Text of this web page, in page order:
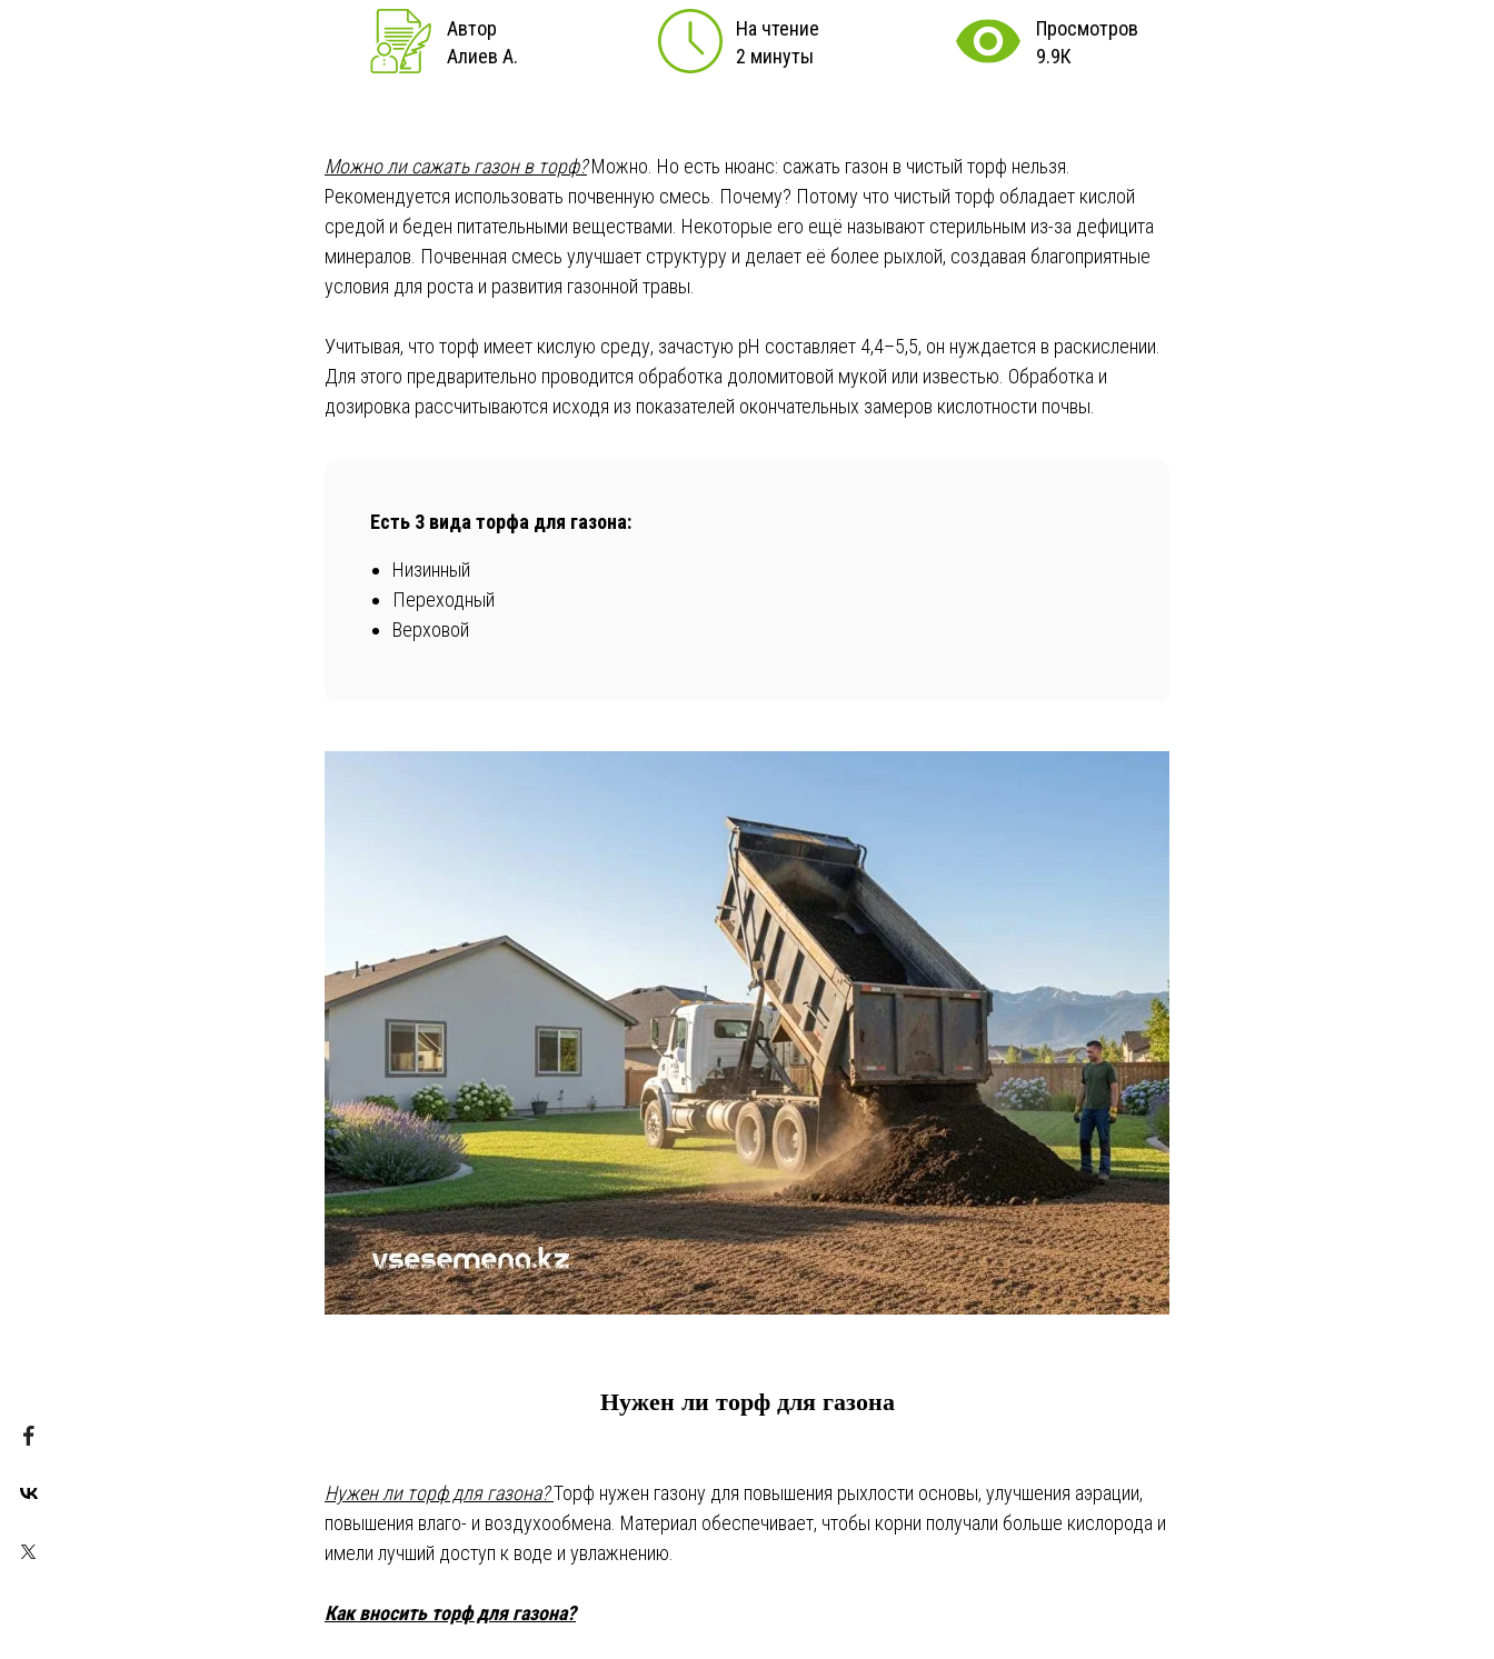
Автор
Алиев А.
На чтение
2 минуты
Просмотров
9.9К
Можно ли сажать газон в торф?Можно. Но есть нюанс: сажать газон в чистый торф нельзя.
Рекомендуется использовать почвенную смесь. Почему? Потому что чистый торф обладает кислой
средой и беден питательными веществами. Некоторые его ещё называют стерильным из-за дефицита
минералов. Почвенная смесь улучшает структуру и делает её более рыхлой, создавая благоприятные
условия для роста и развития газонной травы.
Учитывая, что торф имеет кислую среду, зачастую pH составляет 4,4–5,5, он нуждается в раскислении.
Для этого предварительно проводится обработка доломитовой мукой или известью. Обработка и
дозировка рассчитываются исходя из показателей окончательных замеров кислотности почвы.
Есть 3 вида торфа для газона:
Низинный
Переходный
Верховой
Нужен ли торф для газона
Нужен ли торф для газона?Торф нужен газону для повышения рыхлости основы, улучшения аэрации,
повышения влаго- и воздухообмена. Материал обеспечивает, чтобы корни получали больше кислорода и
имели лучший доступ к воде и увлажнению.
Как вносить торф для газона?